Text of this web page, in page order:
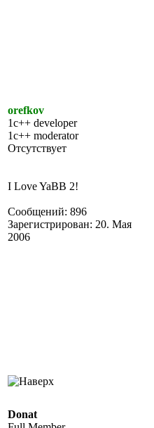
orefkov
1c++ developer
1c++ moderator
Отсутствует
I Love YaBB 2!
Сообщений: 896
Зарегистрирован: 20. Мая
2006
Donat